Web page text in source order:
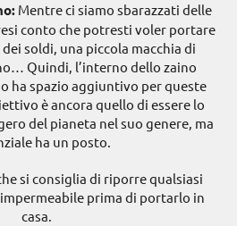
Mentre ci siamo sbarazzati delle
conto che potresti voler portare
soldi, una piccola macchia di
Quindi, l’interno dello zaino
ha spazio aggiuntivo per queste
è ancora quello di essere lo
del pianeta nel suo genere, ma
ha un posto.
si consiglia di riporre qualsiasi
prima di portarlo in
casa.